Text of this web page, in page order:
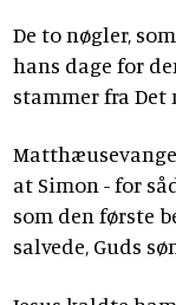
De to nøgler,
hans dage for
stammer fra Det
at Simon - for
som den første
salvede, Guds